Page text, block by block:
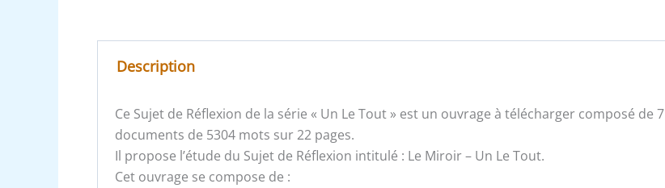
Description
Ce Sujet de Réflexion de la série « Un Le Tout » est un ouvrage à télécharger composé de 7
documents de 5304 mots sur 22 pages.
Il propose l’étude du Sujet de Réflexion intitulé : Le Miroir – Un Le Tout.
Cet ouvrage se compose de :